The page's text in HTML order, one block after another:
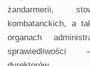
żandarmerii,
kombatanckich, a
organach
sprawiedliwości